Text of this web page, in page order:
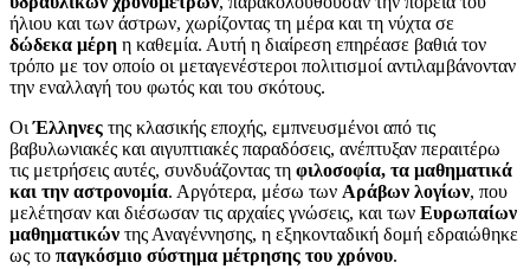
ήλιου και των άστρων, χωρίζοντας τη μέρα και τη νύχτα σε
δώδεκα μέρη η καθεμία. Αυτή η διαίρεση επηρέασε βαθιά τον
τρόπο με τον οποίο οι μεταγενέστεροι πολιτισμοί αντιλαμβάνονταν
την εναλλαγή του φωτός και του σκότους.
ΟιΈλληνες της κλασικής εποχής, εμπνευσμένοι από τις
βαβυλωνιακές και αιγυπτιακές παραδόσεις, ανέπτυξαν περαιτέρω
τις μετρήσεις αυτές, συνδυάζοντας τη φιλοσοφία, τα μαθηματικά
και την αστρονομία. Αργότερα, μέσω των Αράβων λογίων, που
μελέτησαν και διέσωσαν τις αρχαίες γνώσεις, και των Ευρωπαίων
μαθηματικών της Αναγέννησης, η εξηκονταδική δομή εδραιώθηκε
ως το παγκόσμιο σύστημα μέτρησης του χρόνου.